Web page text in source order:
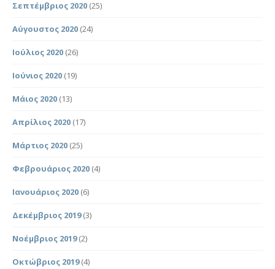
Σεπτέμβριος 2020 (25)
Αύγουστος 2020 (24)
Ιούλιος 2020 (26)
Ιούνιος 2020 (19)
Μάιος 2020 (13)
Απρίλιος 2020 (17)
Μάρτιος 2020 (25)
Φεβρουάριος 2020 (4)
Ιανουάριος 2020 (6)
Δεκέμβριος 2019(3)
Νοέμβριος 2019(2)
Οκτώβριος 2019(4)